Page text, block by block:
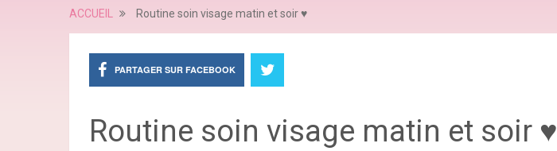
ACCUEIL Routine soin visage matin et soir ♥︎
PARTAGER SUR FACEBOOK
Routine soin visage matin et soir ♥︎